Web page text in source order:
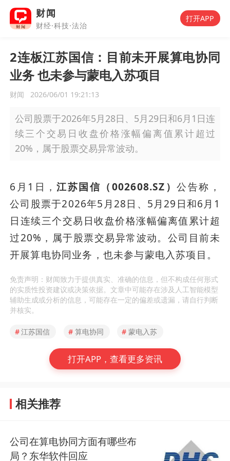
财闻
财经·科技·法治
打开APP
2连板江苏国信：目前未开展算电协同
业务 也未参与蒙电入苏项目
财闻 2026/06/01 19:21:13
公司股票于2026年5月28日、5月29日和6月1日连
续三个交易日收盘价格涨幅偏离值累计超过
20%，属于股票交易异常波动。
6月1日，江苏国信（002608.SZ）公告称，
公司股票于2026年5月28日、5月29日和6月1
日连续三个交易日收盘价格涨幅偏离值累计超
过20%，属于股票交易异常波动。公司目前未
开展算电协同业务，也未参与蒙电入苏项目。
免责声明：财闻致力于提供真实、准确的信息，但不构成任何形式
的实质性投资建议或决策依据。文章中可能存在涉及人工智能模型
辅助生成或分析的信息，可能存在一定的偏差或遗漏，请自行判断
并核实。
#江苏国信 # 算电协同 # 蒙电入苏
打开APP，查看更多资讯
相关推荐
公司在算电协同方面有哪些布
局？东华软件回应